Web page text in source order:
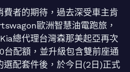
費者的期待，過去深受車主肯
歐洲智慧油電跑旅，
總代理台灣森那美起亞再次
台配額，並升級包含雙前座通
配套件後，於今日(2日)正式